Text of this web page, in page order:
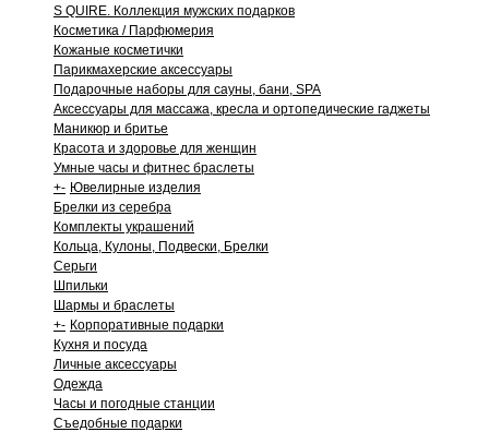
S QUIRE. Коллекция мужских подарков
Косметика / Парфюмерия
Кожаные косметички
Парикмахерские аксессуары
Подарочные наборы для сауны, бани, SPA
Аксессуары для массажа, кресла и ортопедические гаджеты
Маникюр и бритье
Красота и здоровье для женщин
Умные часы и фитнес браслеты
+- Ювелирные изделия
Брелки из серебра
Комплекты украшений
Кольца, Кулоны, Подвески, Брелки
Серьги
Шпильки
Шармы и браслеты
+- Корпоративные подарки
Кухня и посуда
Личные аксессуары
Одежда
Часы и погодные станции
Съедобные подарки